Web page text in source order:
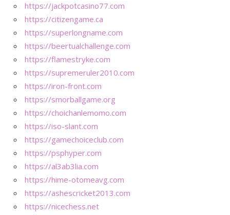
https://jackpotcasino77.com
https://citizengame.ca
https://superlongname.com
https://beertualchallenge.com
https://flamestryke.com
https://supremeruler2010.com
https://iron-front.com
https://smorballgame.org
https://choichanlemomo.com
https://iso-slant.com
https://gamechoiceclub.com
https://psphyper.com
https://al3ab3lia.com
https://hime-otomeavg.com
https://ashescricket2013.com
https://nicechess.net